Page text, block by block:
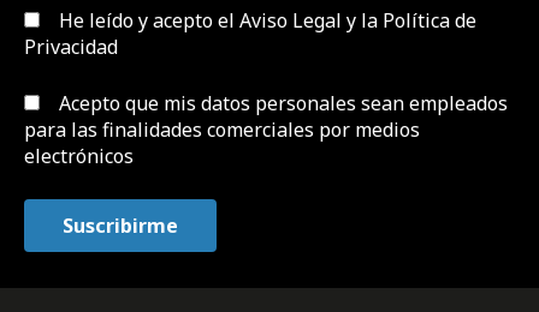
He leído y acepto el Aviso Legal y la Política de
Privacidad
Acepto que mis datos personales sean empleados
para las finalidades comerciales por medios
electrónicos